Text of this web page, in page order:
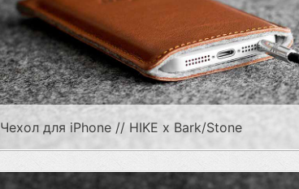
Чехол для iPhone // HIKE x Bark/Stone